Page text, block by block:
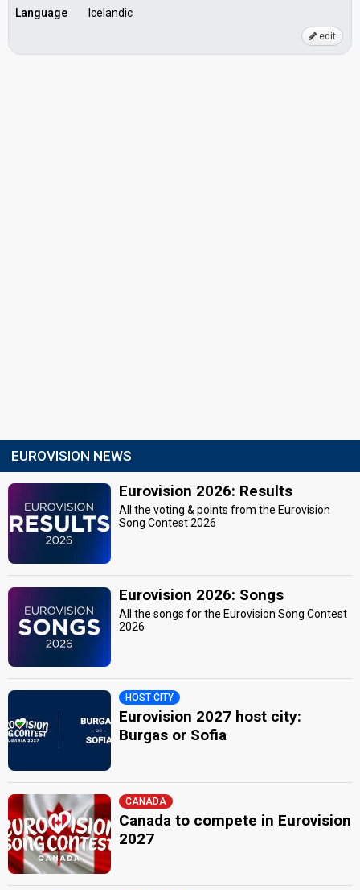
Language Icelandic
edit
EUROVISION NEWS
Eurovision 2026: Results
All the voting & points from the Eurovision
Song Contest 2026
Eurovision 2026: Songs
All the songs for the Eurovision Song Contest
2026
HOST CITY
Eurovision 2027 host city:
Burgas or Sofia
CANADA
Canada to compete in Eurovision
2027